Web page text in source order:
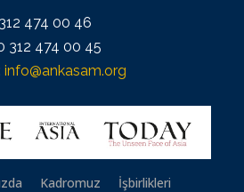
474 00 46
312 474 00 45
info@ankasam.org
Kadromuz
İşbirlikleri